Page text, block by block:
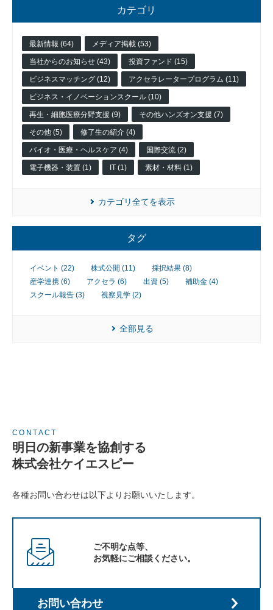
カテゴリ
最新情報 (64) メディア掲載 (53)
当社からのお知らせ (43) 投資ファンド (15)
ビジネスマッチング (12) アクセラレータープログラム (11)
ビジネス・イノベーションスクール (10)
再生・細胞医療分野支援 (9) その他ハンズオン支援 (7)
その他 (5) 修了生の紹介 (4)
バイオ・医療・ヘルスケア (4) 国際交流 (2)
電子機器・装置 (1) IT (1) 素材・材料 (1)
カテゴリ全てを表示
タグ
イベント (22) 株式公開 (11)
採択結果 (8)
産学連携 (6)
アクセラ (6) 出資 (5)
補助金 (4)
スクール報告 (3)
視察見学 (2)
全部見る
CONTACT
明日の新事業を協創する
株式会社ケイエスピー
各種お問い合わせは以下よりお願いいたします。
ご不明な点等、
お気軽にご相談ください。
お問い合わせ